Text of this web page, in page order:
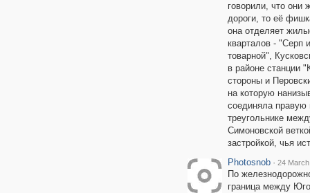
говорили, что они
дороги, то её
она отделяет
кварталов - "Серп
товарной",
в районе станции
стороны и
на которую
соединяла правую
треугольнике
Симоновской
застройкой, чья
Photosnob · 24
По
граница между